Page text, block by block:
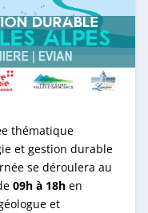
thématique
et gestion durable
se déroulera au
09h à 18hen
et